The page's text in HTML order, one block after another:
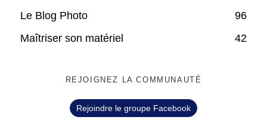
Le Blog Photo
96
Maîtriser son matériel
42
REJOIGNEZ LA COMMUNAUTÉ
Rejoindre le groupe Facebook